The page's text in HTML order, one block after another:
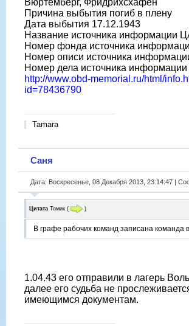
Вюртемберг, Фридрихсхафен
Причина выбытия погиб в плену
Дата выбытия 17.12.1943
Название источника информации
Номер фонда источника
Номер описи источника
Номер дела источника информации
http://www.obd-memorial.ru/html/
id=78436790
Tamara
Саня
Дата: Воскресенье, 08 Декабря 2013, 23:14:47 |
Цитата Томик ( )
В графе рабочих команд записана команда в
1.04.43 его отправили в лагерь
далее его судьба не
имеющимся документам.